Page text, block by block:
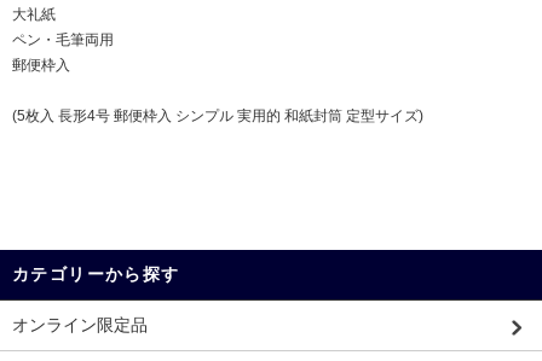
大礼紙
ペン・毛筆両用
郵便枠入
(5枚入 長形4号 郵便枠入 シンプル 実用的 和紙封筒 定型サイズ)
カテゴリーから探す
オンライン限定品